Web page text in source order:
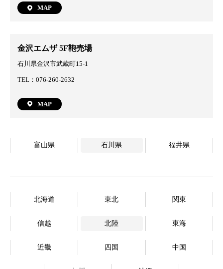
MAP
金沢エムザ 5F鞄売場
石川県金沢市武蔵町15-1
TEL：076-260-2632
MAP
富山県 石川県 福井県
北海道 東北 関東
信越 北陸 東海
近畿 四国 中国